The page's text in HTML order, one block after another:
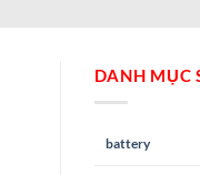
DANH MỤC
battery